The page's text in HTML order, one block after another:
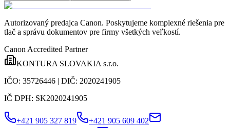
Autorizovaný predajca Canon. Poskytujeme komplexné riešenia pre
tlač a správu dokumentov pre firmy všetkých veľkostí.
Canon Accredited Partner
KONTURA SLOVAKIA s.r.o.
IČO: 35726446 | DIČ: 2020241905
IČ DPH: SK2020241905
+421 905 327 819
+421 905 609 402